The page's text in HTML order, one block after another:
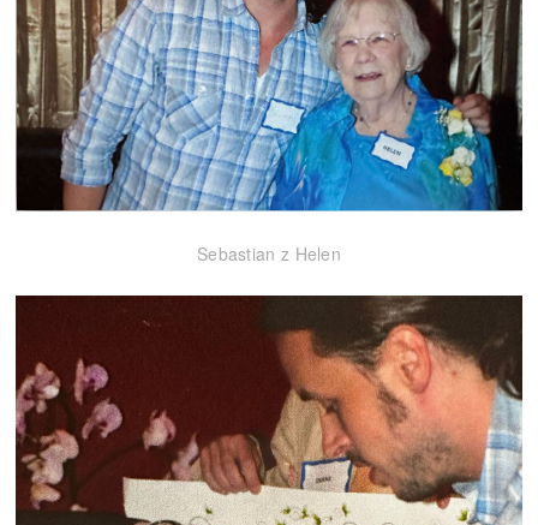
Sebastian z Helen